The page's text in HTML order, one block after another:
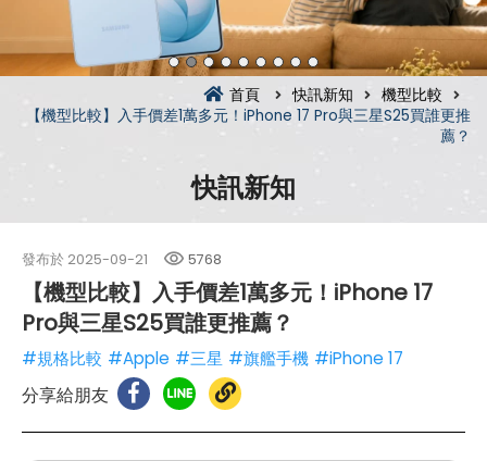
首頁 快訊新知
機型比較
【機型比較】入手價差1萬多元！iPhone 17 Pro與三星S25買誰更推
薦？
快訊新知
發布於 2025-09-21 5768
【機型比較】入手價差1萬多元！iPhone 17
Pro與三星S25買誰更推薦？
#規格比較 #Apple #三星 #旗艦手機 #iPhone 17
分享給朋友